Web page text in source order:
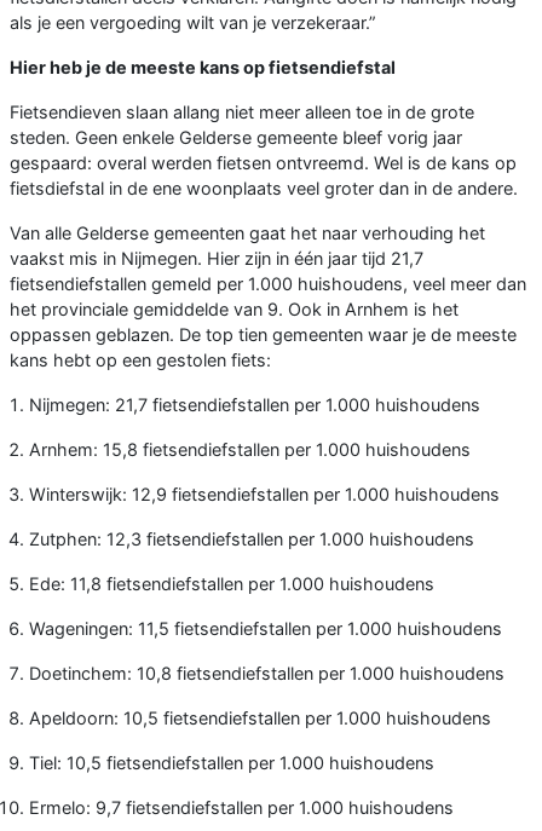
als je een vergoeding wilt van je verzekeraar.”
Hier heb je de meeste kans op fietsendiefstal
Fietsendieven slaan allang niet meer alleen toe in de grote
steden. Geen enkele Gelderse gemeente bleef vorig jaar
gespaard: overal werden fietsen ontvreemd. Wel is de kans op
fietsdiefstal in de ene woonplaats veel groter dan in de andere.
Van alle Gelderse gemeenten gaat het naar verhouding het
vaakst mis in Nijmegen. Hier zijn in één jaar tijd 21,7
fietsendiefstallen gemeld per 1.000 huishoudens, veel meer dan
het provinciale gemiddelde van 9. Ook in Arnhem is het
oppassen geblazen. De top tien gemeenten waar je de meeste
kans hebt op een gestolen fiets:
Nijmegen: 21,7 fietsendiefstallen per 1.000 huishoudens
Arnhem: 15,8 fietsendiefstallen per 1.000 huishoudens
Winterswijk: 12,9 fietsendiefstallen per 1.000 huishoudens
Zutphen: 12,3 fietsendiefstallen per 1.000 huishoudens
Ede: 11,8 fietsendiefstallen per 1.000 huishoudens
Wageningen: 11,5 fietsendiefstallen per 1.000 huishoudens
Doetinchem: 10,8 fietsendiefstallen per 1.000 huishoudens
Apeldoorn: 10,5 fietsendiefstallen per 1.000 huishoudens
Tiel: 10,5 fietsendiefstallen per 1.000 huishoudens
Ermelo: 9,7 fietsendiefstallen per 1.000 huishoudens